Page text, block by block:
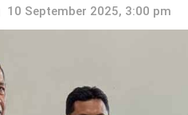
10 September 2025, 3:00 pm